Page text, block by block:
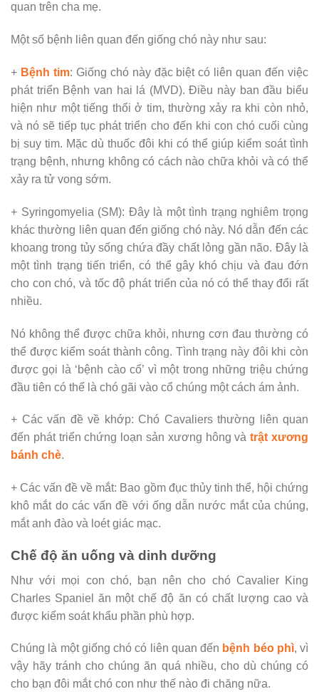
quan trên cha mẹ.
Một số bệnh liên quan đến giống chó này như sau:
+ Bệnh tim: Giống chó này đặc biệt có liên quan đến việc
phát triển Bệnh van hai lá (MVD). Điều này ban đầu biểu
hiện như một tiếng thổi ở tim, thường xảy ra khi còn nhỏ,
và nó sẽ tiếp tục phát triển cho đến khi con chó cuối cùng
bị suy tim. Mặc dù thuốc đôi khi có thể giúp kiểm soát tình
trạng bệnh, nhưng không có cách nào chữa khỏi và có thể
xảy ra tử vong sớm.
+ Syringomyelia (SM): Đây là một tình trạng nghiêm trọng
khác thường liên quan đến giống chó này. Nó dẫn đến các
khoang trong tủy sống chứa đầy chất lỏng gần não. Đây là
một tình trạng tiến triển, có thể gây khó chịu và đau đớn
cho con chó, và tốc độ phát triển của nó có thể thay đổi rất
nhiều.
Nó không thể được chữa khỏi, nhưng cơn đau thường có
thể được kiểm soát thành công. Tình trạng này đôi khi còn
được gọi là ‘bệnh cào cổ’ vì một trong những triệu chứng
đầu tiên có thể là chó gãi vào cổ chúng một cách ám ảnh.
+ Các vấn đề về khớp: Chó Cavaliers thường liên quan
đến phát triển chứng loạn sản xương hông vàtrật xương
bánh chè.
+ Các vấn đề về mắt: Bao gồm đục thủy tinh thể, hội chứng
khô mắt do các vấn đề với ống dẫn nước mắt của chúng,
mắt anh đào và loét giác mạc.
Chế độ ăn uống và dinh dưỡng
Như với mọi con chó, bạn nên cho chó Cavalier King
Charles Spaniel ăn một chế độ ăn có chất lượng cao và
được kiểm soát khẩu phần phù hợp.
Chúng là một giống chó có liên quan đến bệnh béo phì, vì
vậy hãy tránh cho chúng ăn quá nhiều, cho dù chúng có
cho bạn đôi mắt chó con như thế nào đi chăng nữa.